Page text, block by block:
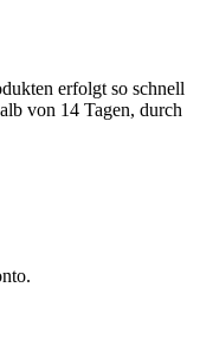
erfolgt so schnell
von 14 Tagen, durch